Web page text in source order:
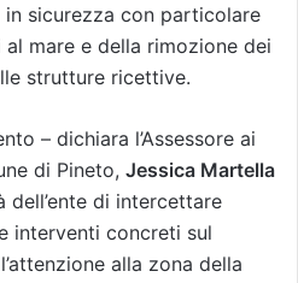
in sicurezza con particolare
mare e della rimozione dei
strutture ricettive.
– dichiara l’Assessore ai
di Pineto, Jessica Martella
di intercettare
interventi concreti sul
alla zona della